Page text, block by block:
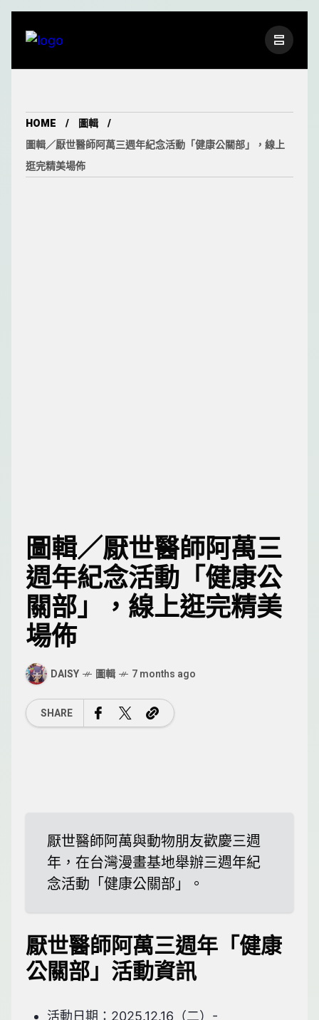
HOME
圖輯
圖輯／厭世醫師阿萬三週年紀念活動「健康公關部」，線上
逛完精美場佈
圖輯／厭世醫師阿萬三
週年紀念活動「健康公
關部」，線上逛完精美
場佈
DAISY 圖輯 7 months ago
SHARE
厭世醫師阿萬與動物朋友歡慶三週
年，在台灣漫畫基地舉辦三週年紀
念活動「健康公關部」。
厭世醫師阿萬三週年「健康
公關部」活動資訊
活動日期：2025.12.16（二）-